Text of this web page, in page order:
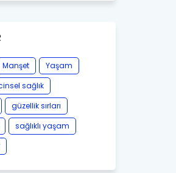
Manşet
Yaşam
sağlık
güzellik sırları
sağlıklı yaşam